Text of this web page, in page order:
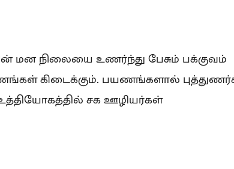
மன நிலையை உணர்ந்து பேசும் பக்குவம்
கிடைக்கும். பயணங்களால்
சக ஊழியர்கள்